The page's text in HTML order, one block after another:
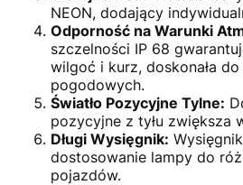
NEON, dodający
Odporność na Warunki
szczelności IP 68
wilgoć i kurz, doskonała
pogodowych.
Światło Pozycyjne Tylne:
pozycyjne z tyłu zwiększa
Długi Wysięgnik:
dostosowanie lampy do
pojazdów.